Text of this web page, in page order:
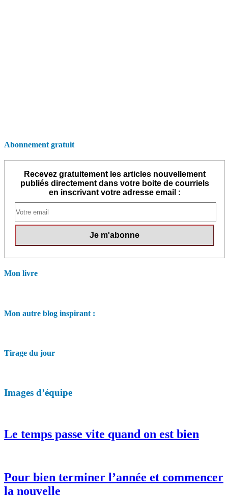
Abonnement gratuit
Recevez gratuitement les articles nouvellement
publiés directement dans votre boite de courriels
en inscrivant votre adresse email :
Mon livre
Mon autre blog inspirant :
Tirage du jour
Images d’équipe
Le temps passe vite quand on est bien
Pour bien terminer l’année et commencer
la nouvelle